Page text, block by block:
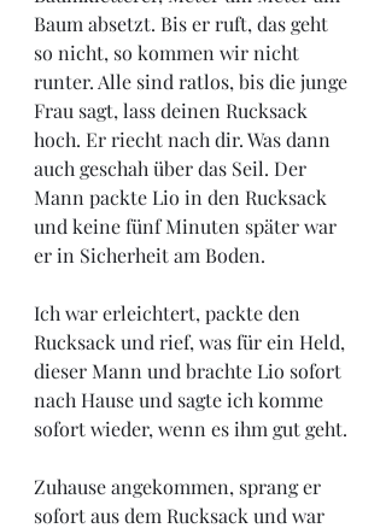
Baum absetzt. Bis er ruft, das geht
so nicht, so kommen wir nicht
runter. Alle sind ratlos, bis die junge
Frau sagt, lass deinen Rucksack
hoch. Er riecht nach dir. Was dann
auch geschah über das Seil. Der
Mann packte Lio in den Rucksack
und keine fünf Minuten später war
er in Sicherheit am Boden.
Ich war erleichtert, packte den
Rucksack und rief, was für ein Held,
dieser Mann und brachte Lio sofort
nach Hause und sagte ich komme
sofort wieder, wenn es ihm gut geht.
Zuhause angekommen, sprang er
sofort aus dem Rucksack und war